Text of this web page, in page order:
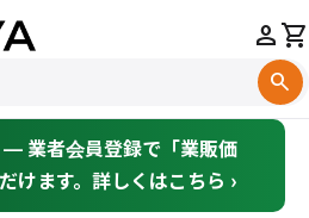
search
personshopping_cart
業者会員登録で「業販価
けます。詳しくはこちら ›